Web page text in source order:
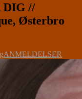
DIG //
Østerbro
ANMELDELSER